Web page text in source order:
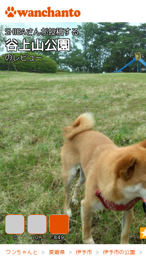
SHIBAさんが投稿する
谷上山公園
のレビュー
0 0 849
ワンちゃんと 愛媛県 伊予市 伊予市の公園